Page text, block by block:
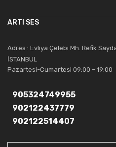
saygıdeğer yerini kazanmıştır.
Artı Ses, güler yüzü ve deneyimi ile
güvenebileceğiniz bir tercihtir.
ARTI SES
Adres : Evliya Çelebi Mh. Refik
İSTANBUL
Pazartesi-Cumartesi 09:00 – 19:00
905324749955
902122437779
902122514407